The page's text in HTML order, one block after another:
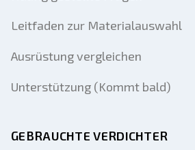
Leitfaden zur Materialauswahl
Ausrüstung vergleichen
Unterstützung (Kommt bald)
GEBRAUCHTE VERDICHTER